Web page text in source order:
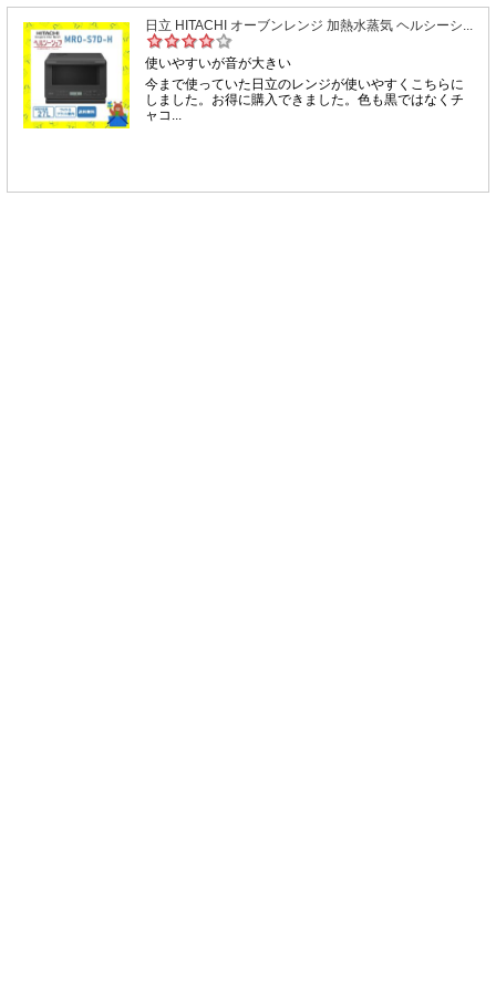
日立 HITACHI オーブンレンジ 加熱水蒸気 ヘルシーシ...
使いやすいが音が大きい
今まで使っていた日立のレンジが使いやすくこちらに
しました。お得に購入できました。色も黒ではなくチ
ャコ...